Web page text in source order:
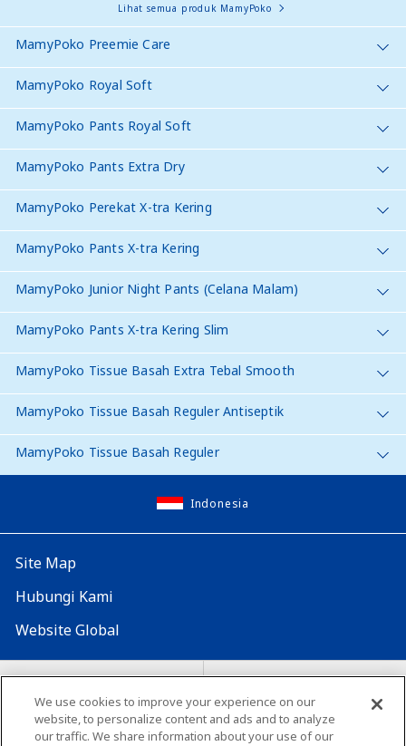
Lihat semua produk MamyPoko
MamyPoko Preemie Care
MamyPoko Royal Soft
MamyPoko Pants Royal Soft
MamyPoko Pants Extra Dry
MamyPoko Perekat X-tra Kering
MamyPoko Pants X-tra Kering
MamyPoko Junior Night Pants (Celana Malam)
MamyPoko Pants X-tra Kering Slim
MamyPoko Tissue Basah Extra Tebal Smooth
MamyPoko Tissue Basah Reguler Antiseptik
MamyPoko Tissue Basah Reguler
Indonesia
Site Map
Hubungi Kami
Website Global
Map Situs Lokasi seluruh dunia
Tentang penggunaan situs ini Lingkungan yang dianjurkan
We use cookies to improve your experience on our
website, to personalize content and ads and to analyze
our traffic. We share information about your use of our